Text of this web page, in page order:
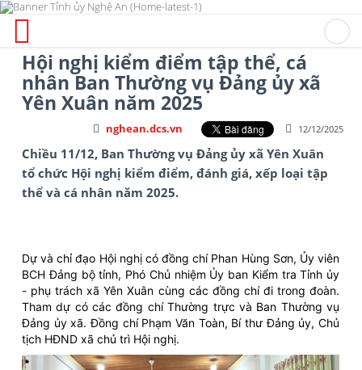
Hội nghị kiểm điểm tập thể, cá
nhân Ban Thường vụ Đảng ủy xã
Yên Xuân năm 2025
12/12/2025
nghean.dcs.vn
Chiều 11/12, Ban Thường vụ Đảng ủy xã Yên Xuân
tổ chức Hội nghị kiểm điểm, đánh giá, xếp loại tập
thể và cá nhân năm 2025.
Dự và chỉ đạo Hội nghị có đồng chí Phan Hùng Sơn, Ủy viên
BCH Đảng bộ tỉnh, Phó Chủ nhiệm Ủy ban Kiểm tra Tỉnh ủy
- phụ trách xã Yên Xuân cùng các đồng chí đi trong đoàn.
Tham dự có các đồng chí Thường trực và Ban Thường vụ
Đảng ủy xã. Đồng chí Phạm Văn Toàn, Bí thư Đảng ủy, Chủ
tịch HĐND xã chủ trì Hội nghị.